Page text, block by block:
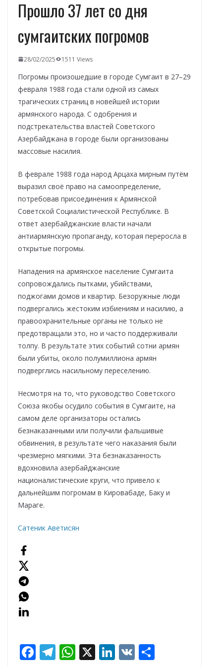
Прошло 37 лет со дня
сумгаитских погромов
28/02/2025 1511 Views
Погромы произошедшие в городе Сумгаит в 27–29
февраля 1988 года стали одной из самых
трагических страниц в новейшей истории
армянского народа. С одобрения и
подстрекательства властей Советского
Азербайджана в городе были организованы
массовые насилия.
В феврале 1988 года народ Арцаха мирным путём
выразил своё право на самоопределение,
потребовав присоединения к Армянской
Советской Социалистической Республике. В
ответ азербайджанские власти начали
антиармянскую пропаганду, которая переросла в
открытые погромы.
Нападения на армянское население Сумгаита
сопровождались пытками, убийствами,
поджогами домов и квартир. Безоружные люди
подвергались жестоким избиениям и насилию, а
правоохранительные органы не только не
предотвращали это, но и часто поддерживали
толпу. В результате этих событий сотни армян
были убиты, около полумиллиона армян
подверглись насильному переселению.
Несмотря на то, что руководство Советского
Союза якобы осудило события в Сумгаите, на
самом деле организаторы остались
безнаказанными или получили фальшивые
обвинения, в результате чего наказания были
чрезмерно мягкими. Эта безнаказанность
вдохновила азербайджанские
националистические круги, что привело к
дальнейшим погромам в Кировабаде, Баку и
Мараге.
Сатеник Аветисян
F T W X Li V